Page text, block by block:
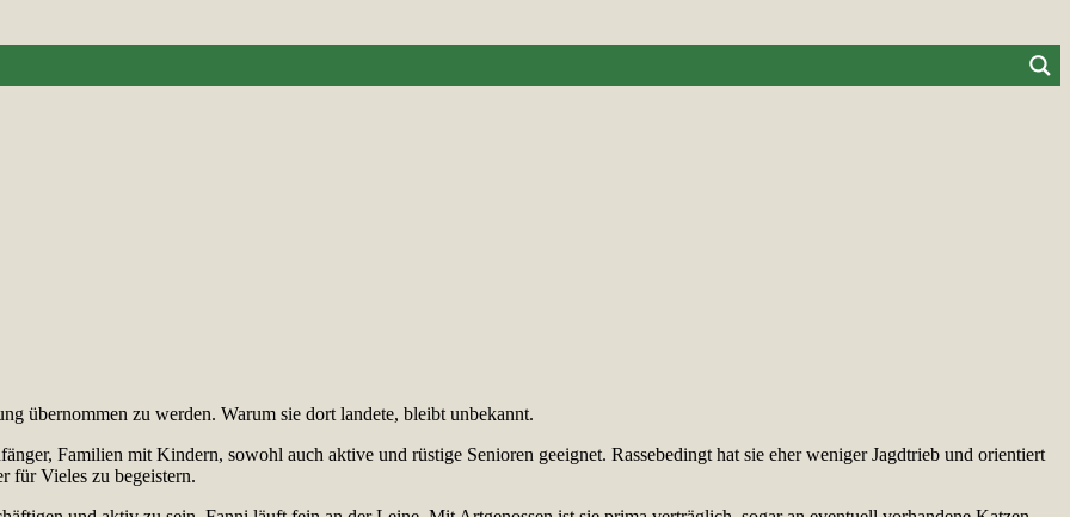
übernommen zu werden. Warum sie dort landete, bleibt unbekannt.
Familien mit Kindern, sowohl auch aktive und rüstige Senioren geeignet. Rassebedingt hat sie eher weniger Jagdtrieb und orientiert
für Vieles zu begeistern.